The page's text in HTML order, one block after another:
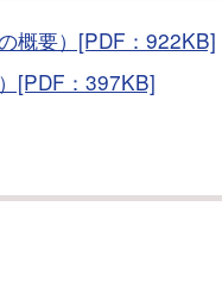
概要）[PDF：922KB]
[PDF：397KB]